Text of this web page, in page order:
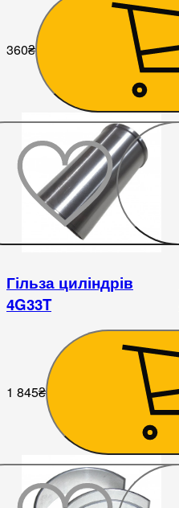
360₴
Гільза циліндрів
4G33T
1 845₴